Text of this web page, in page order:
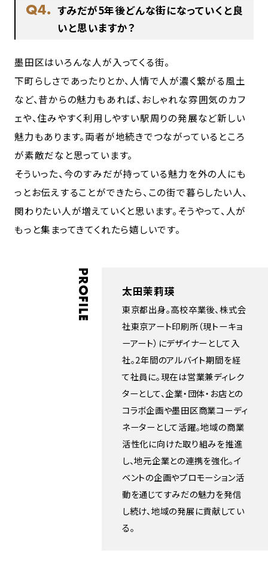
Q4. すみだが5年後どんな街になっていくと良
いと思いますか？
墨田区はいろんな人が入ってくる街。
下町らしさであったりとか、人情で人が濃く繋がる風土
など、昔からの魅力もあれば、おしゃれな雰囲気のカフ
ェや、住みやすく利用しやすい駅周りの発展など新しい
魅力もあります。両者が地続きでつながっているところ
が素敵だなと思っています。
そういった、今のすみだが持っている魅力を外の人にも
っとお伝えすることができたら、この街で暮らしたい人、
関わりたい人が増えていくと思います。そうやって、人が
もっと集まってきてくれたら嬉しいです。
PROFILE 太田茉莉瑛
東京都出身。高校卒業後、株式会
社東京アート印刷所（現トーキョ
ーアート）にデザイナーとして入
社。2年間のアルバイト期間を経
て社員に。現在は営業兼ディレク
ターとして、企業・団体・お店との
コラボ企画や墨田区商業コーディ
ネーターとして活躍。地域の商業
活性化に向けた取り組みを推進
し、地元企業との連携を強化。イ
ベントの企画やプロモーション活
動を通じてすみだの魅力を発信
し続け、地域の発展に貢献してい
る。